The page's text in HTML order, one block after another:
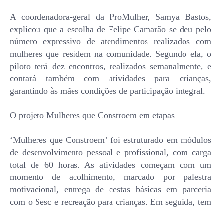
A coordenadora-geral da ProMulher, Samya Bastos,
explicou que a escolha de Felipe Camarão se deu pelo
número expressivo de atendimentos realizados com
mulheres que residem na comunidade. Segundo ela, o
piloto terá dez encontros, realizados semanalmente, e
contará também com atividades para crianças,
garantindo às mães condições de participação integral.
O projeto Mulheres que Constroem em etapas
‘Mulheres que Constroem’ foi estruturado em módulos
de desenvolvimento pessoal e profissional, com carga
total de 60 horas. As atividades começam com um
momento de acolhimento, marcado por palestra
motivacional, entrega de cestas básicas em parceria
com o Sesc e recreação para crianças. Em seguida, tem